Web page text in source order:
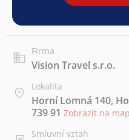
Firma
Vision Travel s.r.o.
Lokalita
Horní Lomná 140,
739 91 Zobrazit na
Smluvní vztah